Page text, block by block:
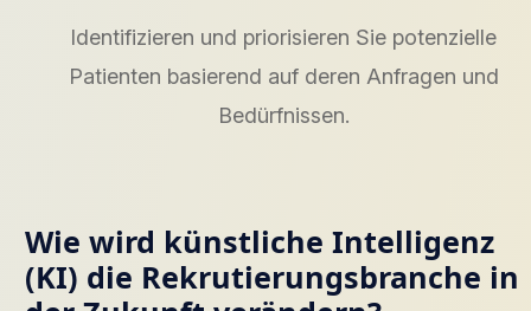
Identifizieren und priorisieren Sie potenzielle
Patienten basierend auf deren Anfragen und
Bedürfnissen.
Wie wird künstliche Intelligenz
(KI) die Rekrutierungsbranche in